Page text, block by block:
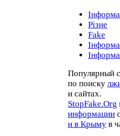
Різне
Fake
Популярный
по поиску
и сайтах.
StopFake.Org
информации
и в Крыму в